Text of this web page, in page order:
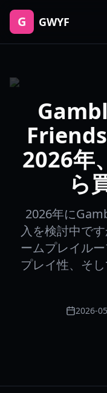
G GWYF
2026年
ら
2026年に
入を検討中で
ームプレイル
プレイ性、そ
2026-